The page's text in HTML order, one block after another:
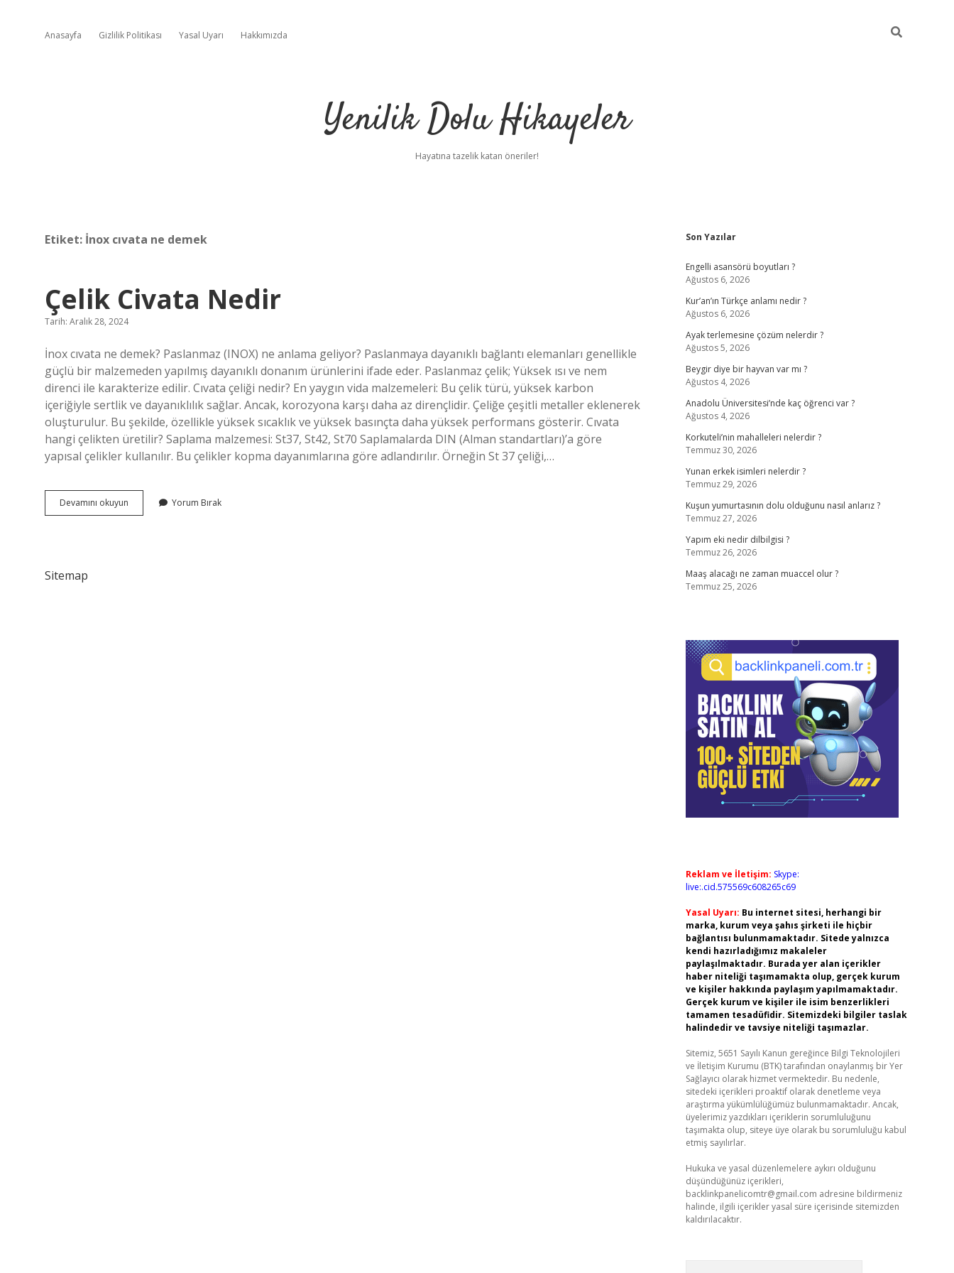
Anasayfa Gizlilik Politikası Yasal Uyarı Hakkımızda
Yenilik Dolu Hikayeler
Hayatına tazelik katan öneriler!
Etiket: İnox cıvata ne demek
Çelik Civata Nedir
Tarih: Aralık 28, 2024
İnox cıvata ne demek? Paslanmaz (INOX) ne anlama geliyor? Paslanmaya dayanıklı bağlantı elemanları genellikle
güçlü bir malzemeden yapılmış dayanıklı donanım ürünlerini ifade eder. Paslanmaz çelik; Yüksek ısı ve nem
direnci ile karakterize edilir. Cıvata çeliği nedir? En yaygın vida malzemeleri: Bu çelik türü, yüksek karbon
içeriğiyle sertlik ve dayanıklılık sağlar. Ancak, korozyona karşı daha az dirençlidir. Çeliğe çeşitli metaller eklenerek
oluşturulur. Bu şekilde, özellikle yüksek sıcaklık ve yüksek basınçta daha yüksek performans gösterir. Cıvata
hangi çelikten üretilir? Saplama malzemesi: St37, St42, St70 Saplamalarda DIN (Alman standartları)’a göre
yapısal çelikler kullanılır. Bu çelikler kopma dayanımlarına göre adlandırılır. Örneğin St 37 çeliği,…
Devamını okuyun
Civata
Yorum Bırak
Sitemap
Sidebar
Son Yazılar
Engelli asansörü boyutları ?
Ağustos 6, 2026
Kur’an’ın Türkçe anlamı nedir ?
Ağustos 6, 2026
Ayak terlemesine çözüm nelerdir ?
Ağustos 5, 2026
Beygir diye bir hayvan var mı ?
Ağustos 4, 2026
Anadolu Üniversitesi’nde kaç öğrenci var ?
Ağustos 4, 2026
Korkuteli’nin mahalleleri nelerdir ?
Temmuz 30, 2026
Yunan erkek isimleri nelerdir ?
Temmuz 29, 2026
Kuşun yumurtasının dolu olduğunu nasıl anlarız ?
Temmuz 27, 2026
Yapım eki nedir dilbilgisi ?
Temmuz 26, 2026
Maaş alacağı ne zaman muaccel olur ?
Temmuz 25, 2026
Reklam ve İletişim: Skype:
live:.cid.575569c608265c69
Yasal Uyarı: Bu internet sitesi, herhangi bir
marka, kurum veya şahıs şirketi ile hiçbir
bağlantısı bulunmamaktadır. Sitede yalnızca
kendi hazırladığımız makaleler
paylaşılmaktadır. Burada yer alan içerikler
haber niteliği taşımamakta olup, gerçek kurum
ve kişiler hakkında paylaşım yapılmamaktadır.
Gerçek kurum ve kişiler ile isim benzerlikleri
tamamen tesadüfidir. Sitemizdeki bilgiler taslak
halindedir ve tavsiye niteliği taşımazlar.
Sitemiz, 5651 Sayılı Kanun gereğince Bilgi Teknolojileri
ve İletişim Kurumu (BTK) tarafından onaylanmış bir Yer
Sağlayıcı olarak hizmet vermektedir. Bu nedenle,
sitedeki içerikleri proaktif olarak denetleme veya
araştırma yükümlülüğümüz bulunmamaktadır. Ancak,
üyelerimiz yazdıkları içeriklerin sorumluluğunu
taşımakta olup, siteye üye olarak bu sorumluluğu kabul
etmiş sayılırlar.
Hukuka ve yasal düzenlemelere aykırı olduğunu
düşündüğünüz içerikleri,
backlinkpanelicomtr@gmail.com adresine bildirmeniz
halinde, ilgili içerikler yasal süre içerisinde sitemizden
kaldırılacaktır.